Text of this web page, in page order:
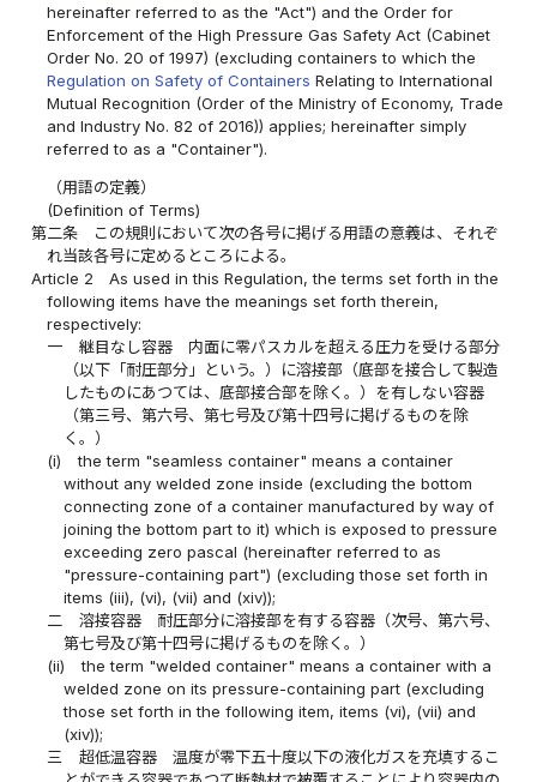
hereinafter referred to as the "Act") and the Order for
Enforcement of the High Pressure Gas Safety Act (Cabinet
Order No. 20 of 1997) (excluding containers to which the
Regulation on Safety of Containers Relating to International
Mutual Recognition (Order of the Ministry of Economy, Trade
and Industry No. 82 of 2016)) applies; hereinafter simply
referred to as a "Container").
（用語の定義）
(Definition of Terms)
第二条
この規則において次の各号に掲げる用語の意義は、それぞ
れ当該各号に定めるところによる。
Article 2
As used in this Regulation, the terms set forth in the
following items have the meanings set forth therein,
respectively:
一
継目なし容器 内面に零パスカルを超える圧力を受ける部分
（以下「耐圧部分」という。）に溶接部（底部を接合して製造
したものにあつては、底部接合部を除く。）を有しない容器
（第三号、第六号、第七号及び第十四号に掲げるものを除
く。）
(i)
the term "seamless container" means a container
without any welded zone inside (excluding the bottom
connecting zone of a container manufactured by way of
joining the bottom part to it) which is exposed to pressure
exceeding zero pascal (hereinafter referred to as
"pressure-containing part") (excluding those set forth in
items (iii), (vi), (vii) and (xiv));
二
溶接容器 耐圧部分に溶接部を有する容器（次号、第六号、
第七号及び第十四号に掲げるものを除く。）
(ii)
the term "welded container" means a container with a
welded zone on its pressure-containing part (excluding
those set forth in the following item, items (vi), (vii) and
(xiv));
三
超低温容器 温度が零下五十度以下の液化ガスを充填するこ